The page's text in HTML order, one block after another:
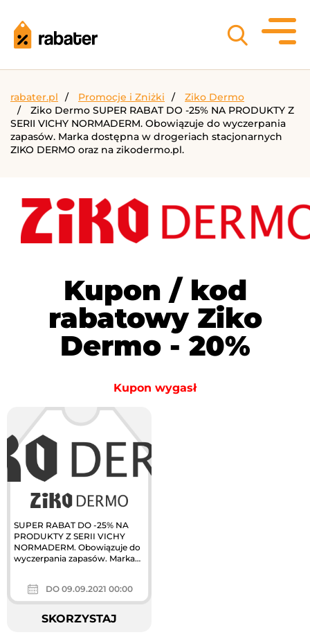
rabater.pl Promocje i Zniżki
Ziko Dermo
Ziko Dermo SUPER RABAT DO -25% NA PRODUKTY Z
SERII VICHY NORMADERM. Obowiązuje do wyczerpania
zapasów. Marka dostępna w drogeriach stacjonarnych
ZIKO DERMO oraz na zikodermo.pl.
Kupon / kod
rabatowy Ziko
Dermo - 20%
Kupon wygasł
SUPER RABAT DO -25% NA
PRODUKTY Z SERII VICHY
NORMADERM. Obowiązuje do
wyczerpania zapasów. Marka
DO 09.09.2021 00:00
SKORZYSTAJ